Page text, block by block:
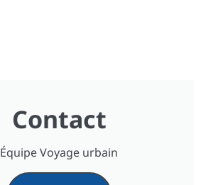
Contact
Équipe Voyage urbain